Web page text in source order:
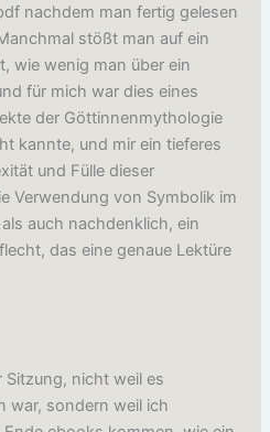
nachdem man fertig gelesen
stößt man auf ein
wie wenig man über ein
für mich war dies eines
der Göttinnenmythologie
kannte, und mir ein tieferes
und Fülle dieser
Verwendung von Symbolik im
auch nachdenklich, ein
das eine genaue Lektüre
Sitzung, nicht weil es
war, sondern weil ich